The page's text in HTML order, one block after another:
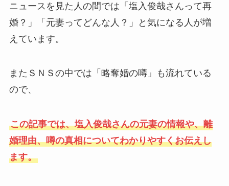
ニュースを見た人の間では「塩入俊哉さんって再
婚？」「元妻ってどんな人？」と気になる人が増
えています。
またＳＮＳの中では「略奪婚の噂」も流れている
ので、
この記事では、塩入俊哉さんの元妻の情報や、離
婚理由、噂の真相についてわかりやすくお伝えし
ます。